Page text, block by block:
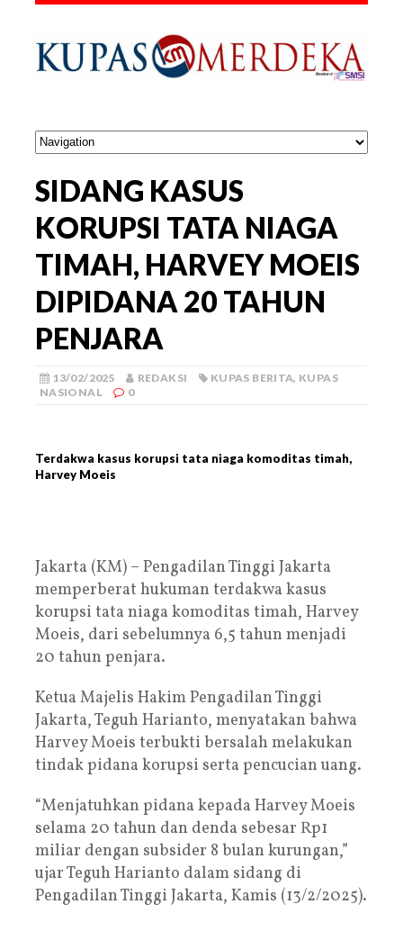
SIDANG KASUS
KORUPSI TATA NIAGA
TIMAH, HARVEY MOEIS
DIPIDANA 20 TAHUN
PENJARA
13/02/2025 REDAKSI KUPAS BERITA, KUPAS
NASIONAL
0
Terdakwa kasus korupsi tata niaga komoditas timah,
Harvey Moeis
Jakarta (KM) – Pengadilan Tinggi Jakarta
memperberat hukuman terdakwa kasus
korupsi tata niaga komoditas timah, Harvey
Moeis, dari sebelumnya 6,5 tahun menjadi
20 tahun penjara.
Ketua Majelis Hakim Pengadilan Tinggi
Jakarta, Teguh Harianto, menyatakan bahwa
Harvey Moeis terbukti bersalah melakukan
tindak pidana korupsi serta pencucian uang.
“Menjatuhkan pidana kepada Harvey Moeis
selama 20 tahun dan denda sebesar Rp1
miliar dengan subsider 8 bulan kurungan,”
ujar Teguh Harianto dalam sidang di
Pengadilan Tinggi Jakarta, Kamis (13/2/2025).